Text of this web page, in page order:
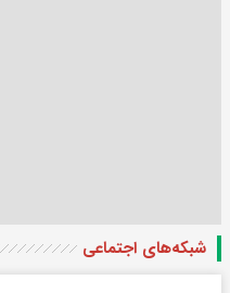
شبکه‌های اجتماعی